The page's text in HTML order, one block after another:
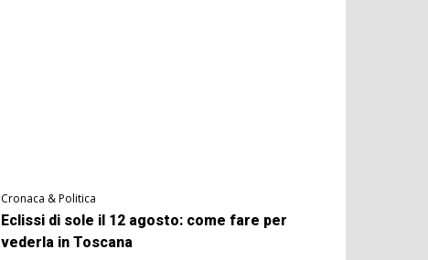
Cronaca & Politica
Eclissi di sole il 12 agosto: come fare per
vederla in Toscana